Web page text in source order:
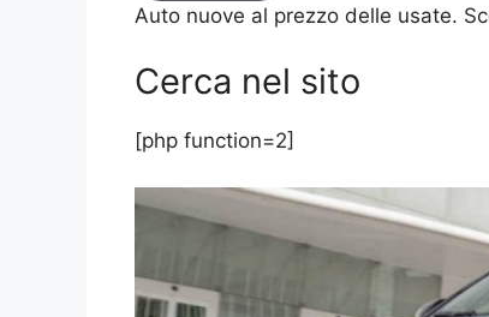
Auto nuove al prezzo delle usate.
Cerca nel sito
[php function=2]